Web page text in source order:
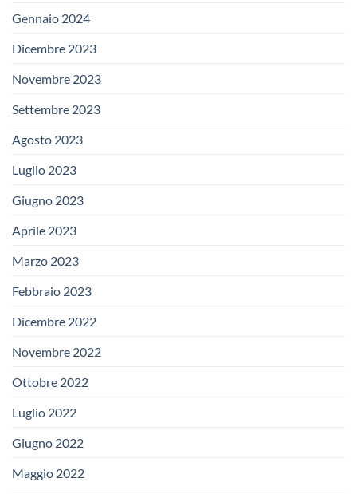
Gennaio 2024
Dicembre 2023
Novembre 2023
Settembre 2023
Agosto 2023
Luglio 2023
Giugno 2023
Aprile 2023
Marzo 2023
Febbraio 2023
Dicembre 2022
Novembre 2022
Ottobre 2022
Luglio 2022
Giugno 2022
Maggio 2022